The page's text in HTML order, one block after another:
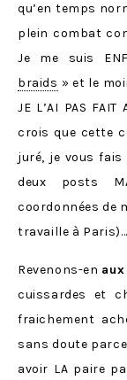
qu’en temps
plein combat
Je me suis
braids » et le
JE L’AI PAS
crois que cette
juré, je vous
deux posts
coordonnées de
travaille à Paris)…
Revenons-en
cuissardes et
fraichement
sans doute
avoir LA paire